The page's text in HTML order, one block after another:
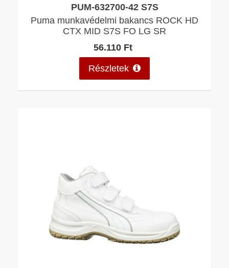
PUM-632700-42 S7S
Puma munkavédelmi bakancs ROCK HD
CTX MID S7S FO LG SR
56.110 Ft
Részletek